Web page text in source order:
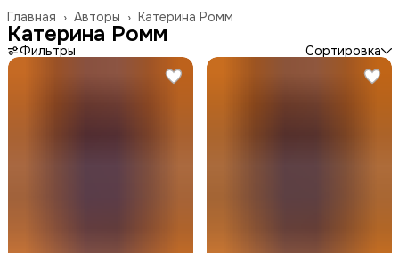
Катерина Ромм
Авторы ›
Главная ›
Катерина Ромм
Фильтры Сортировка